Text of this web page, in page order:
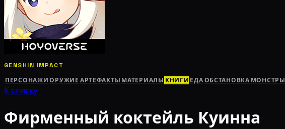
GENSHIN IMPACT
ПЕРСОНАЖИ ОРУЖИЕ АРТЕФАКТЫ МАТЕРИАЛЫ КНИГИ ЕДАОБСТАНОВКА МОНСТРЫ
К списку
Фирменный коктейль Куинна